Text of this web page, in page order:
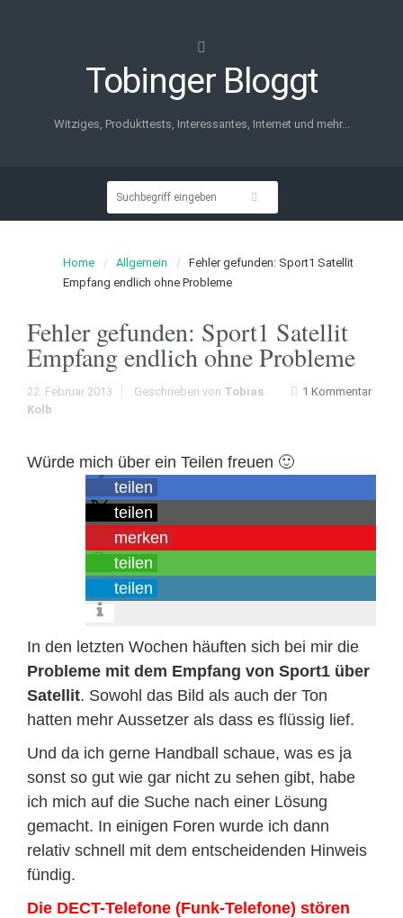
Tobinger Bloggt
Witziges, Produkttests, Interessantes, Internet und mehr...
Home Allgemein
Fehler gefunden: Sport1 Satellit
Empfang endlich ohne Probleme
Fehler gefunden: Sport1 Satellit
Empfang endlich ohne Probleme
22. Februar 2013 1 Kommentar
Geschrieben von Tobias
Kolb
Würde mich über ein Teilen freuen 🙂
teilen
teilen
merken
teilen
teilen
In den letzten Wochen häuften sich bei mir die
Probleme mit dem Empfang von Sport1 über
Satellit. Sowohl das Bild als auch der Ton
hatten mehr Aussetzer als dass es flüssig lief.
Und da ich gerne Handball schaue, was es ja
sonst so gut wie gar nicht zu sehen gibt, habe
ich mich auf die Suche nach einer Lösung
gemacht. In einigen Foren wurde ich dann
relativ schnell mit dem entscheidenden Hinweis
fündig.
Die DECT-Telefone (Funk-Telefone) stören